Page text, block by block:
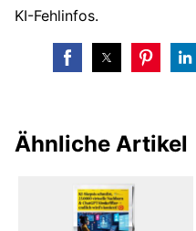
KI-Fehlinfos.
Ähnliche Artikel